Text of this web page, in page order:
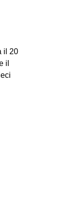
il 20
il